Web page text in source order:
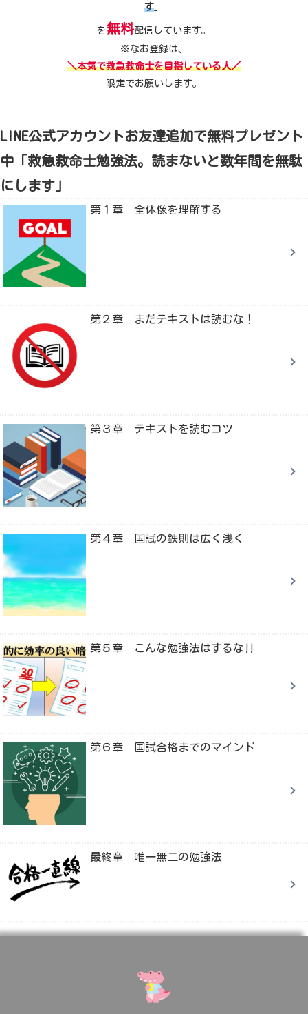
す
を無料配信しています。
※なお登録は、
＼本気で救急救命士を目指している人／
限定でお願いします。
LINE公式アカウントお友達追加で無料プレゼント
中「救急救命士勉強法。読まないと数年間を無駄
にします」
第１章 全体像を理解する
第２章 まだテキストは読むな！
第３章 テキストを読むコツ
第４章 国試の鉄則は広く浅く
第５章 こんな勉強法はするな‼
第６章 国試合格までのマインド
最終章 唯一無二の勉強法